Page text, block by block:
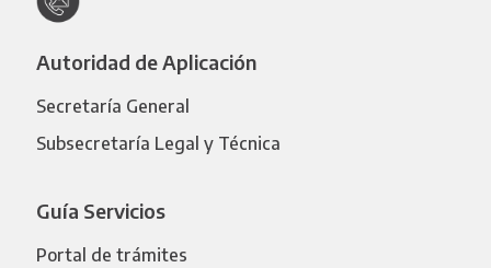
Autoridad de Aplicación
Secretaría General
Subsecretaría Legal y Técnica
Guía Servicios
Portal de trámites